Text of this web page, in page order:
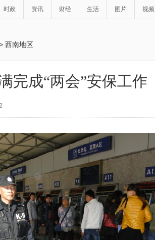
时政 资讯 财经 生活 图片 视频
西南地区
完成“两会”安保工作